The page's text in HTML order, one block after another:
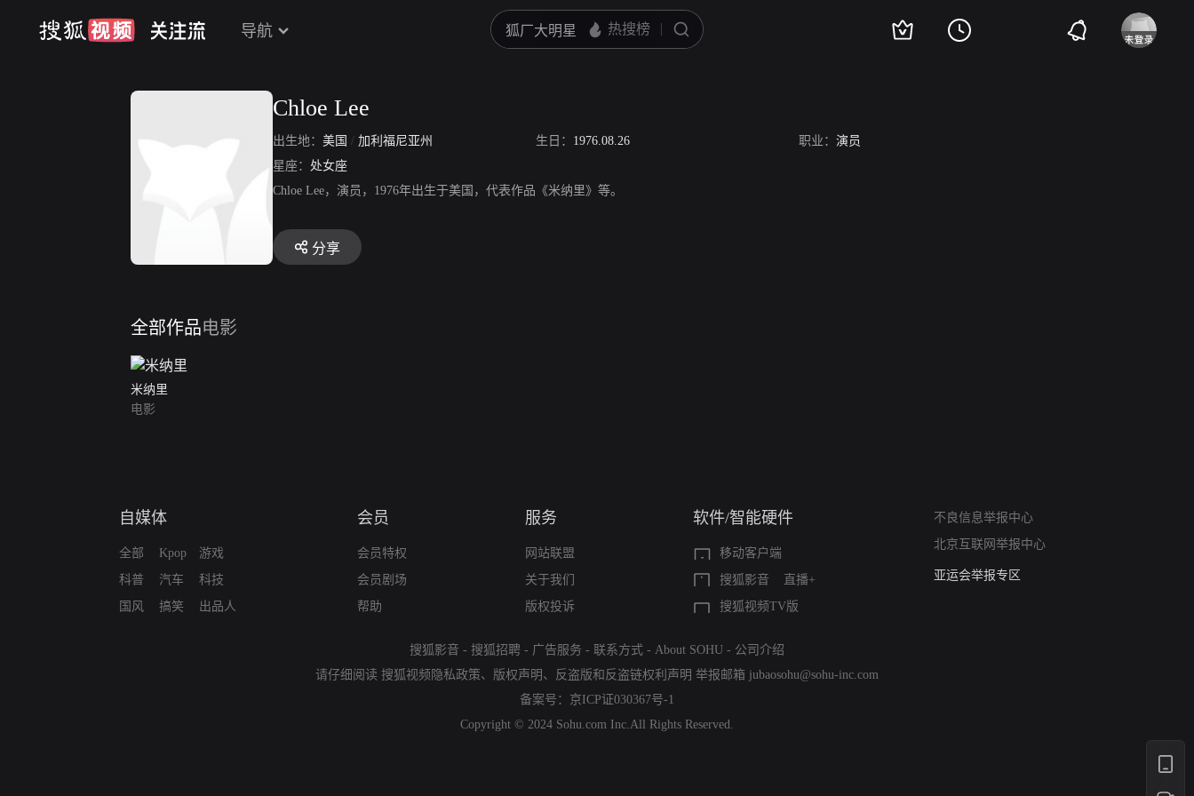
导航
Chloe Lee
出生地： 美国 / 加利福尼亚州 生日： 1976.08.26 职业： 演员
星座： 处女座
Chloe Lee，演员，1976年出生于美国，代表作品《米纳里》等。
分享
全部作品电影
米纳里
电影
自媒体
全部
科普
国风
Kpop
汽车
搞笑
游戏
科技
出品人
会员
会员特权
会员剧场
帮助
服务
网站联盟
关于我们
版权投诉
软件/智能硬件
移动客户端
搜狐影音
直播+
搜狐视频TV版
不良信息举报中心
北京互联网举报中心
算法推荐专项举报
亚运会举报专区
搜狐影音 - 搜狐招聘 - 广告服务 - 联系方式 - About SOHU - 公司介绍
请仔细阅读 搜狐视频隐私政策、 版权声明 、 反盗版和反盗链权利声明 举报邮箱 jubaosohu@sohu-inc.com
备案号： 京ICP证030367号-1
Copyright © 2024 Sohu.com Inc.All Rights Reserved.